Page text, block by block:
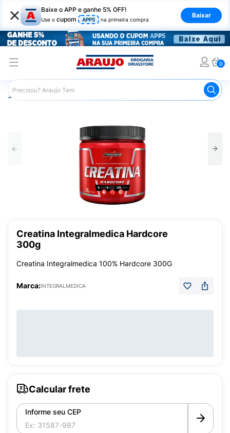
× Baixe o APP e ganhe 5% OFF!
Use o cupom APP5 na primeira compra
Baixar
0
Araujo Nutrição Saudável Suplementos Esportivos
Creatina Integralmedica Hardcore
300g
Creatina Integralmedica 100% Hardcore 300G
Marca:INTEGRALMEDICA
Calcular frete
Informe seu CEP